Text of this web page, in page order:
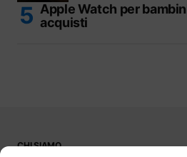
Apple Watch per
acquisti
CHI SIAMO